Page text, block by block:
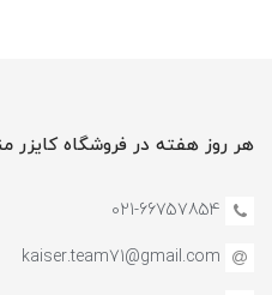
هر روز هفته در فروشگاه
021-66757854
kaiser.team71@gmail.com